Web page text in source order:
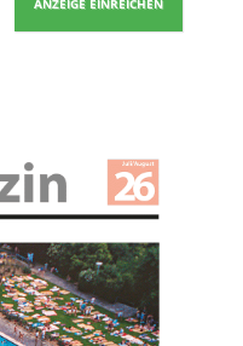
ANZEIGE EINREICHEN